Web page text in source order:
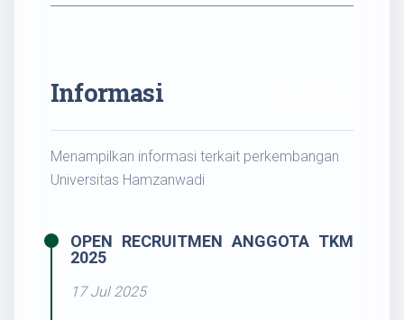
Informasi
Menampilkan informasi terkait perkembangan
Universitas Hamzanwadi
OPEN RECRUITMEN ANGGOTA TKM
2025
17 Jul 2025